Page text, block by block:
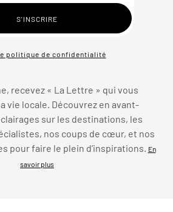
politique de confidentialité
recevez « La Lettre » qui vous
vie locale. Découvrez en avant-
sur les destinations, les
nos coups de cœur, et nos
pour faire le plein d’inspirations.
En
savoir plus